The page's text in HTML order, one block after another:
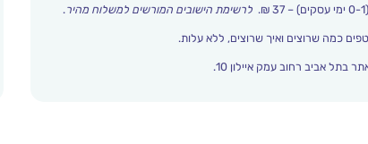
לרשימת הישובים המורשים למשלוח מהיר.
כמה שרוצים ואיך שרוצים, ללא עלות.
בתל אביב רחוב עמק איילון 10.